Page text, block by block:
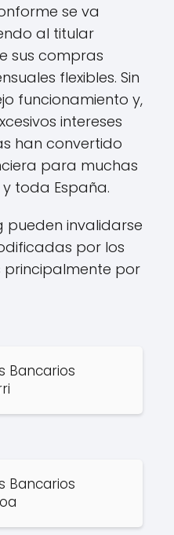
se va
al titular
sus compras
flexibles. Sin
funcionamiento y,
intereses
han convertido
para muchas
toda España.
pueden invalidarse
por los
principalmente por
Bancarios
Bancarios